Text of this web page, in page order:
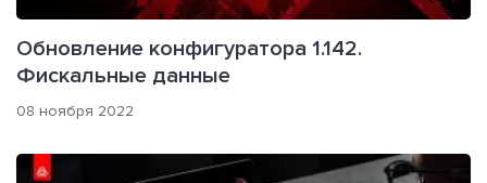
Обновление конфигуратора 1.142.
Фискальные данные
08 ноября 2022